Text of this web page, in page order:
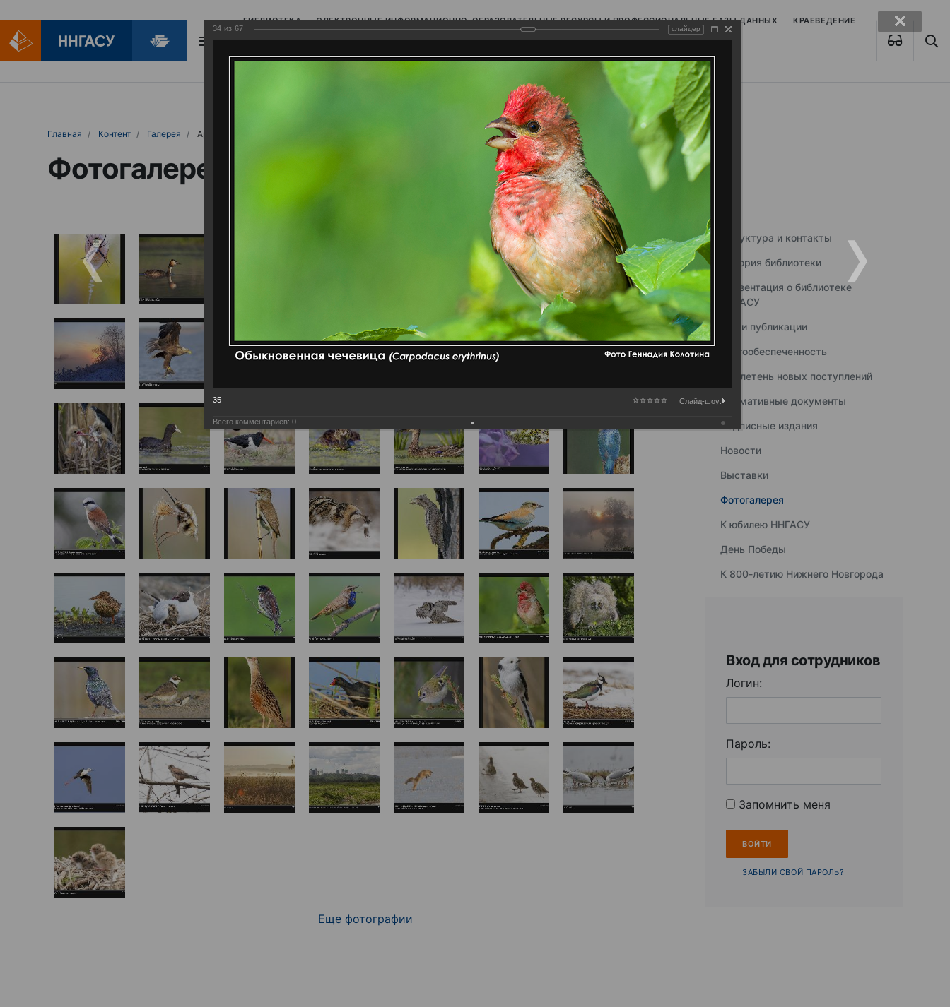
БИБЛИОТЕКА ЭЛЕКТРОННЫЕ ИНФОРМАЦИОННО-ОБРАЗОВАТЕЛЬНЫЕ РЕСУРСЫ И ПРОФЕССИОНАЛЬНЫЕ БАЗЫ ДАННЫХ КРАЕВЕДЕНИЕ
БИБЛИОПОМОЩЬ
Главная Контент Галерея Артемовские луга – жемчужина Нижегородского Поволжья
Фотогалерея
Еще фотографии
Структура и контакты
История библиотеки
Презентация о библиотеке
ННГАСУ
Наши публикации
Книгообеспеченность
Бюллетень новых поступлений
Нормативные документы
Подписные издания
Новости
Выставки
Фотогалерея
К юбилею ННГАСУ
День Победы
К 800-летию Нижнего Новгорода
Вход для сотрудников
Логин:
Пароль:
Запомнить меня
ЗАБЫЛИ СВОЙ ПАРОЛЬ?
34 из 67 слайдер
35 Слайд-шоу:
Всего комментариев: 0